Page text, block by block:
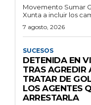
Movemento Sumar
Xunta a incluir los
7 agosto, 2026
SUCESOS
DETENIDA EN
TRAS AGREDIR
TRATAR DE
LOS AGENTES
ARRESTARLA